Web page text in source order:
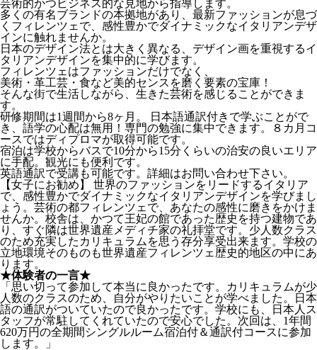
芸術的かつビジネス的な見地から指導します。
多くの有名ブランドの本拠地があり、最新ファッションが息づ
くフィレンツェで、感性豊かでダイナミックなイタリアンデザ
インに触れませんか。
日本のデザイン法とは大きく異なる、デザイン画を重視するイ
タリアンデザインを集中的に学びます。
フィレンツェはファッションだけでなく、
美術・革工芸・食など美的センスを磨く要素の宝庫！
そんな街で生活しながら、生きた芸術を感じることができま
す。
研修期間は1週間から8ヶ月。 日本語通訳付きで学ぶことがで
き、語学の心配は無用！専門の勉強に集中できます。８カ月コ
ースではディプロマが取得可能です。
宿泊は学校からバスで10分から15分くらいの治安の良いエリア
に手配。観光にも便利です。
英語通訳で受講も可能です。詳細はお問い合わせ下さい。
【女子にお勧め】 世界のファッションをリードするイタリア
で、感性豊かでダイナミックなイタリアンデザインを学びまし
ょう。芸術の都フィレンツェで、あなたの感性に磨きをかけま
せんか。校舎は、かつて王妃の館であった歴史を持つ建物であ
り、すぐ隣は世界遺産メディチ家の礼拝堂です。少人数クラス
のため充実したカリキュラムを思う存分享受出来ます。学校の
立地環境そのものも世界遺産フィレンツェ歴史的地区の中にあ
ります。
★体験者の一言★
「思い切って参加して本当に良かったです。カリキュラムが少
人数のクラスのため、自分がやりたいことが学べました。日本
語の通訳がついていたので良かったです。学校にも、日本人ス
タッフが常駐してくれていたので安心でした。次回は、1年間
620万円の全期間シングルルーム宿泊付＆通訳付コースに参加
します。」